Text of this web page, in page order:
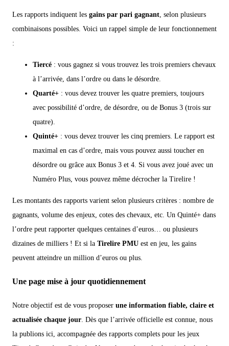
Les rapports indiquent les gains par pari gagnant, selon plusieurs
combinaisons possibles. Voici un rappel simple de leur fonctionnement
:
Tiercé : vous gagnez si vous trouvez les trois premiers chevaux
à l’arrivée, dans l’ordre ou dans le désordre.
Quarté+ : vous devez trouver les quatre premiers, toujours
avec possibilité d’ordre, de désordre, ou de Bonus 3 (trois sur
quatre).
Quinté+ : vous devez trouver les cinq premiers. Le rapport est
maximal en cas d’ordre, mais vous pouvez aussi toucher en
désordre ou grâce aux Bonus 3 et 4. Si vous avez joué avec un
Numéro Plus, vous pouvez même décrocher la Tirelire !
Les montants des rapports varient selon plusieurs critères : nombre de
gagnants, volume des enjeux, cotes des chevaux, etc. Un Quinté+ dans
l’ordre peut rapporter quelques centaines d’euros… ou plusieurs
dizaines de milliers ! Et si la Tirelire PMU est en jeu, les gains
peuvent atteindre un million d’euros ou plus.
Une page mise à jour quotidiennement
Notre objectif est de vous proposer une information fiable, claire et
actualisée chaque jour . Dès que l’arrivée officielle est connue, nous
la publions ici, accompagnée des rapports complets pour les jeux